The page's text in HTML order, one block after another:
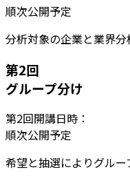
順次公開予定
分析対象の企業と業界分
第2回
グループ分け
第2回開講日時：
順次公開予定
希望と抽選によりグルー